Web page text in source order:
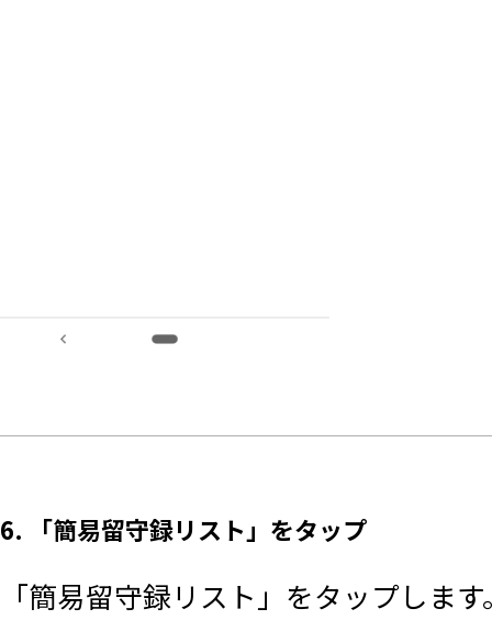
6. 「簡易留守録リスト」をタップ
「簡易留守録リスト」をタップします